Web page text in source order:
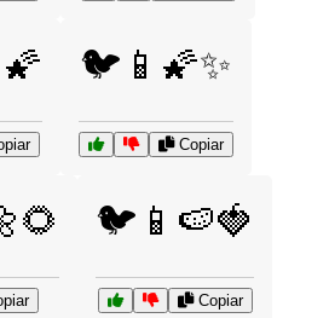
🐦📱🌠✨
Copiar
🐦📱🍉🍓
Copiar